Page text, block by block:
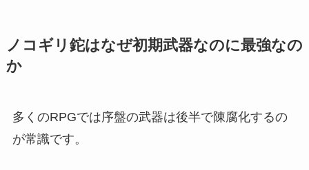
ノコギリ鉈はなぜ初期武器なのに最強なの
か
多くのRPGでは序盤の武器は後半で陳腐化するの
が常識です。